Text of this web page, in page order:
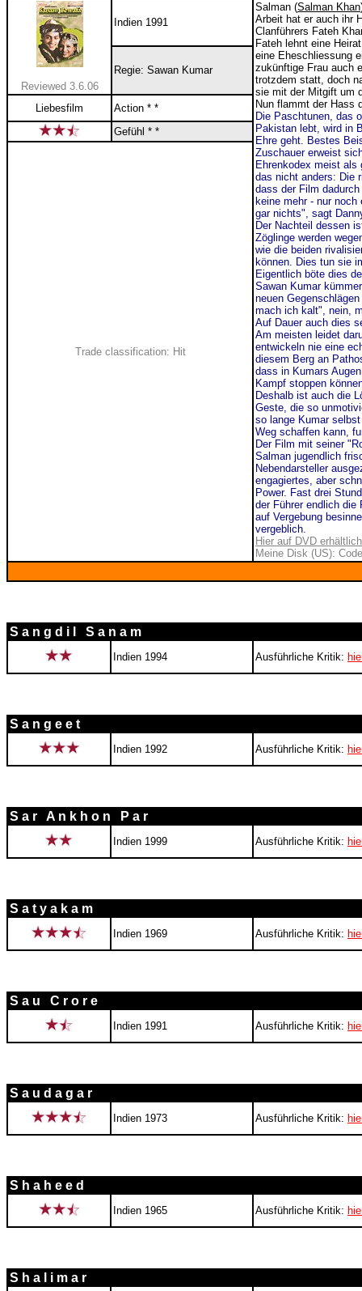
Reviewed 3.6.06
Indien 1991
Salman (Salman Khan
Arbeit hat er auch ihr
Clanführers Fateh
Fateh lehnt eine
eine Eheschliessung
zukünftige Frau auch
trotzdem statt, doch
sie mit der Mitgift um
Nun flammt der Hass
Die Paschtunen, das
Pakistan lebt, wird in
Ehre geht. Bestes
Zuschauer erweist
Ehrenkodex meist
das nicht anders: Die
dass der Film
keine mehr - nur
gar nichts", sagt
Der Nachteil dessen
Zöglinge werden
wie die beiden
können. Dies tun sie
Eigentlich böte dies
Sawan Kumar
neuen
mach ich kalt", nein,
Auf Dauer auch dies
Am meisten leidet
entwickeln nie eine
diesem Berg an
dass in Kumars
Kampf stoppen
Deshalb ist auch die
Geste, die so
so lange Kumar
Weg schaffen kann,
Der Film mit seiner
Salman jugendlich
Nebendarsteller
engagiertes, aber
Power. Fast drei
der Führer endlich die
auf Vergebung
vergeblich.
Hier auf DVD erhältlich
Meine Disk (US):
Regie: Sawan Kumar
Liebesfilm
Action * *
Gefühl * *
Trade classification: Hit
S a n g d i l S a n a m
Indien 1994 Ausführliche Kritik:
S a n g e e t
Indien 1992 Ausführliche Kritik:
S a r A n k h o n P a r
Indien 1999 Ausführliche Kritik:
S a t y a k a m
Indien 1969 Ausführliche Kritik:
S a u C r o r e
Indien 1991 Ausführliche Kritik:
S a u d a g a r
Indien 1973 Ausführliche Kritik:
S h a h e e d
Indien 1965 Ausführliche Kritik:
S h a l i m a r